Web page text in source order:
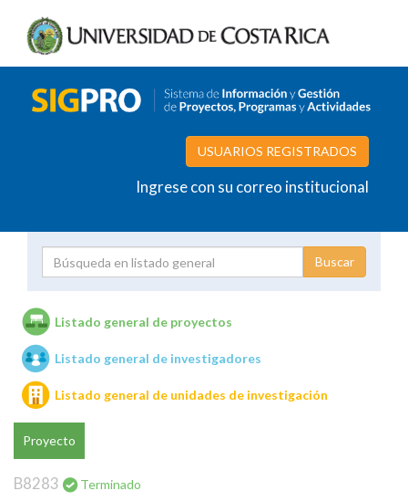
USUARIOS REGISTRADOS
Ingrese con su correo institucional
Unidades de investigación
Listado general de proyectos
Listado general de investigadores
Listado general de unidades de investigación
Proyecto
B8283 Terminado